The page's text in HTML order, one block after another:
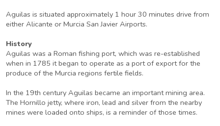
Aguilas is situated approximately 1 hour 30 minutes drive from
either Alicante or Murcia San Javier Airports.
History
Aguilas was a Roman fishing port, which was re-established
when in 1785 it began to operate as a port of export for the
produce of the Murcia regions fertile fields.
In the 19th century Aguilas became an important mining area.
The Hornillo jetty, where iron, lead and silver from the nearby
mines were loaded onto ships, is a reminder of those times.